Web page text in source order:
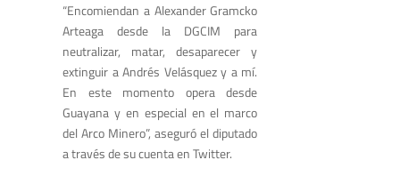
“Encomiendan a Alexander Gramcko
Arteaga desde la DGCIM para
neutralizar, matar, desaparecer y
extinguir a Andrés Velásquez y a mí.
En este momento opera desde
Guayana y en especial en el marco
del Arco Minero”, aseguró el diputado
a través de su cuenta en Twitter.